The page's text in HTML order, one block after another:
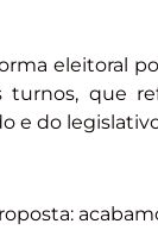
eleitoral
turnos, que
e do